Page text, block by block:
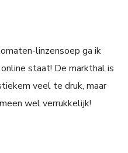
linzensoep ga ik
staat! De markthal is
veel te druk, maar
wel verrukkelijk!